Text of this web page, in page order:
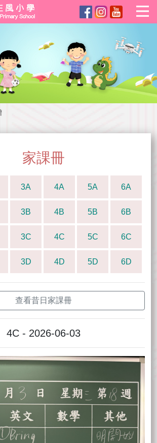
家課冊
3A 4A 5A 6A
3B 4B 5B 6B
3C 4C 5C 6C
3D 4D 5D 6D
查看昔日家課冊
4C - 2026-06-03